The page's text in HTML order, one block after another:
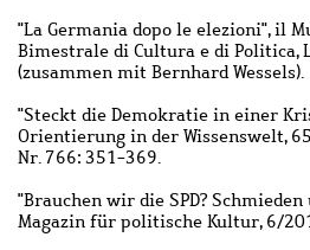
"La Germania dopo le elezioni", il
Bimestrale di Cultura e di Politica,
(zusammen mit Bernhard Wessels).
"Steckt die Demokratie in einer
Orientierung in der Wissenswelt,
Nr. 766: 351-369.
"Brauchen wir die SPD?
Magazin für politische Kultur, 6/